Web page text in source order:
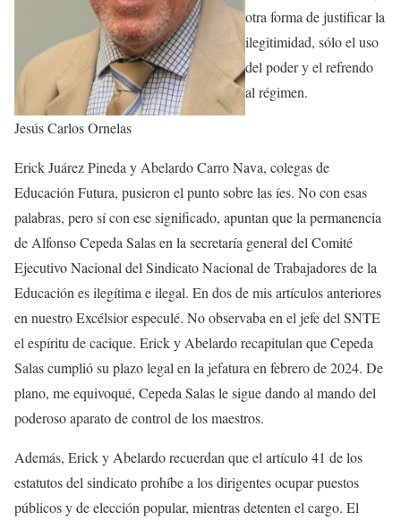
Jesús Carlos Ornelas
otra forma de justificar la
ilegitimidad, sólo el uso
del poder y el refrendo
al régimen.
Erick Juárez Pineda y Abelardo Carro Nava, colegas de
Educación Futura, pusieron el punto sobre las íes. No con esas
palabras, pero sí con ese significado, apuntan que la permanencia
de Alfonso Cepeda Salas en la secretaría general del Comité
Ejecutivo Nacional del Sindicato Nacional de Trabajadores de la
Educación es ilegítima e ilegal. En dos de mis artículos anteriores
en nuestro Excélsior especulé. No observaba en el jefe del SNTE
el espíritu de cacique. Erick y Abelardo recapitulan que Cepeda
Salas cumplió su plazo legal en la jefatura en febrero de 2024. De
plano, me equivoqué, Cepeda Salas le sigue dando al mando del
poderoso aparato de control de los maestros.
Además, Erick y Abelardo recuerdan que el artículo 41 de los
estatutos del sindicato prohíbe a los dirigentes ocupar puestos
públicos y de elección popular, mientras detenten el cargo. El